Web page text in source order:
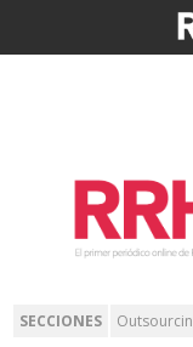
SECCIONES